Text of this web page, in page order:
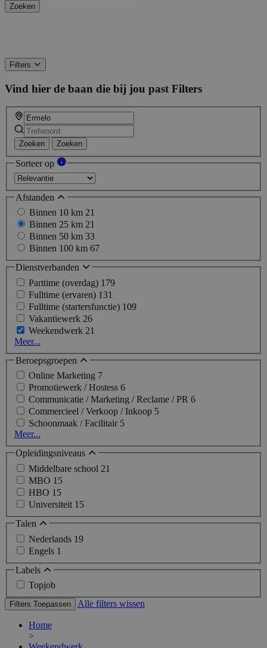
Filters
Vind hier de baan die bij jou past Filters
Zoeken Zoeken
Sorteer op
Afstanden
Binnen 10 km 21
Binnen 25 km 21
Binnen 50 km 33
Binnen 100 km 67
Dienstverbanden
Parttime (overdag) 179
Fulltime (ervaren) 131
Fulltime (startersfunctie) 109
Vakantiewerk 26
Weekendwerk 21
Meer...
Beroepsgroepen
Online Marketing 7
Promotiewerk / Hostess 6
Communicatie / Marketing / Reclame / PR 6
Commercieel / Verkoop / Inkoop 5
Schoonmaak / Facilitair 5
Meer...
Opleidingsniveaus
Middelbare school 21
MBO 15
HBO 15
Universiteit 15
Talen
Nederlands 19
Engels 1
Labels
Topjob
Filters Toepassen Alle filters wissen
Home
>